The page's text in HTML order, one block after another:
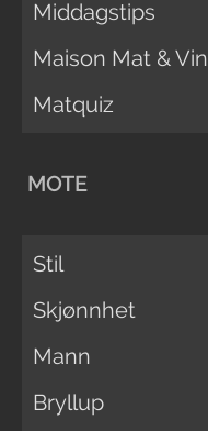
Middagstips
Maison Mat & Vin
Matquiz
MOTE
Stil
Skjønnhet
Mann
Bryllup